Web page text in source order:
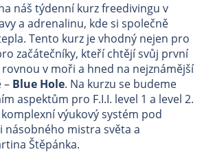
náš týdenní kurz freedivingu v
a adrenalinu, kde si společně
Tento kurz je vhodný nejen pro
začátečníky, kteří chtějí svůj první
v moři a hned na nejznámější
– Blue Hole. Na kurzu se budeme
aspektům pro F.I.I. level 1 a level 2.
výukový systém pod
mistra světa a
Štěpánka.